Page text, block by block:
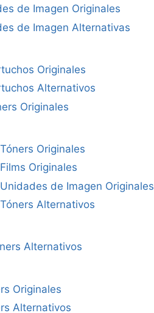
de Imagen Originales
de Imagen Alternativas
Originales
Alternativos
Originales
Originales
Originales
de Imagen Originales
Alternativos
Alternativos
Originales
Alternativos